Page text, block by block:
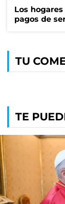
Los
pagos de
TU
TE